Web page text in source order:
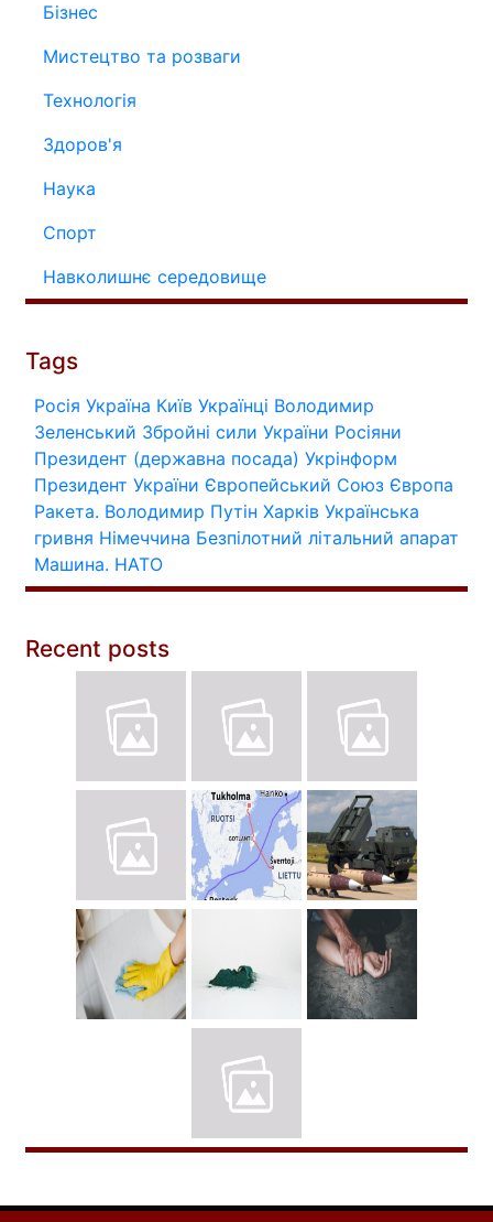
Бізнес
Мистецтво та розваги
Технологія
Здоров'я
Наука
Спорт
Навколишнє середовище
Tags
Росія Україна Київ Українці Володимир
Зеленський Збройні сили України Росіяни
Президент (державна посада) Укрінформ
Президент України Європейський Союз Європа
Ракета. Володимир Путін Харків Українська
гривня Німеччина Безпілотний літальний апарат
Машина. НАТО
Recent posts